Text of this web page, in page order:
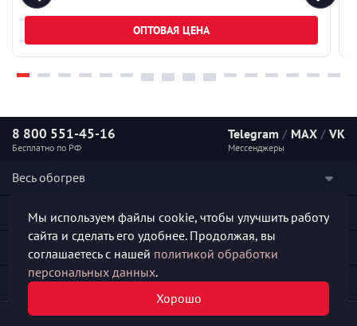
ОПТОВАЯ ЦЕНА
8 800 551-45-16
Бесплатно по РФ
Telegram / MAX / VK
Мессенджеры
Весь обогрев
Наши услуги
Полезная информация
Мы используем файлы cookie, чтобы улучшить работу
сайта и сделать его удобнее. Продолжая, вы
соглашаетесь с нашей политикой обработки
персональных данных.
Хорошо